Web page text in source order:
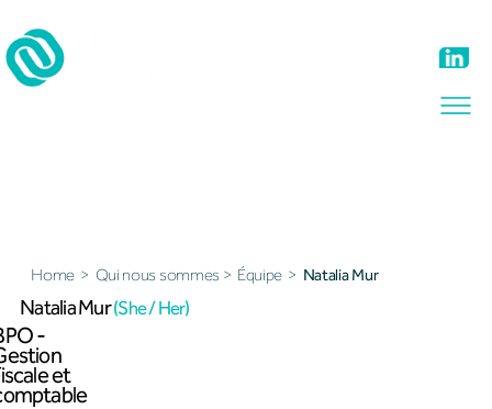
Home > Qui nous sommes > Équipe > Natalia Mur
Natalia Mur(She / Her)
-
et